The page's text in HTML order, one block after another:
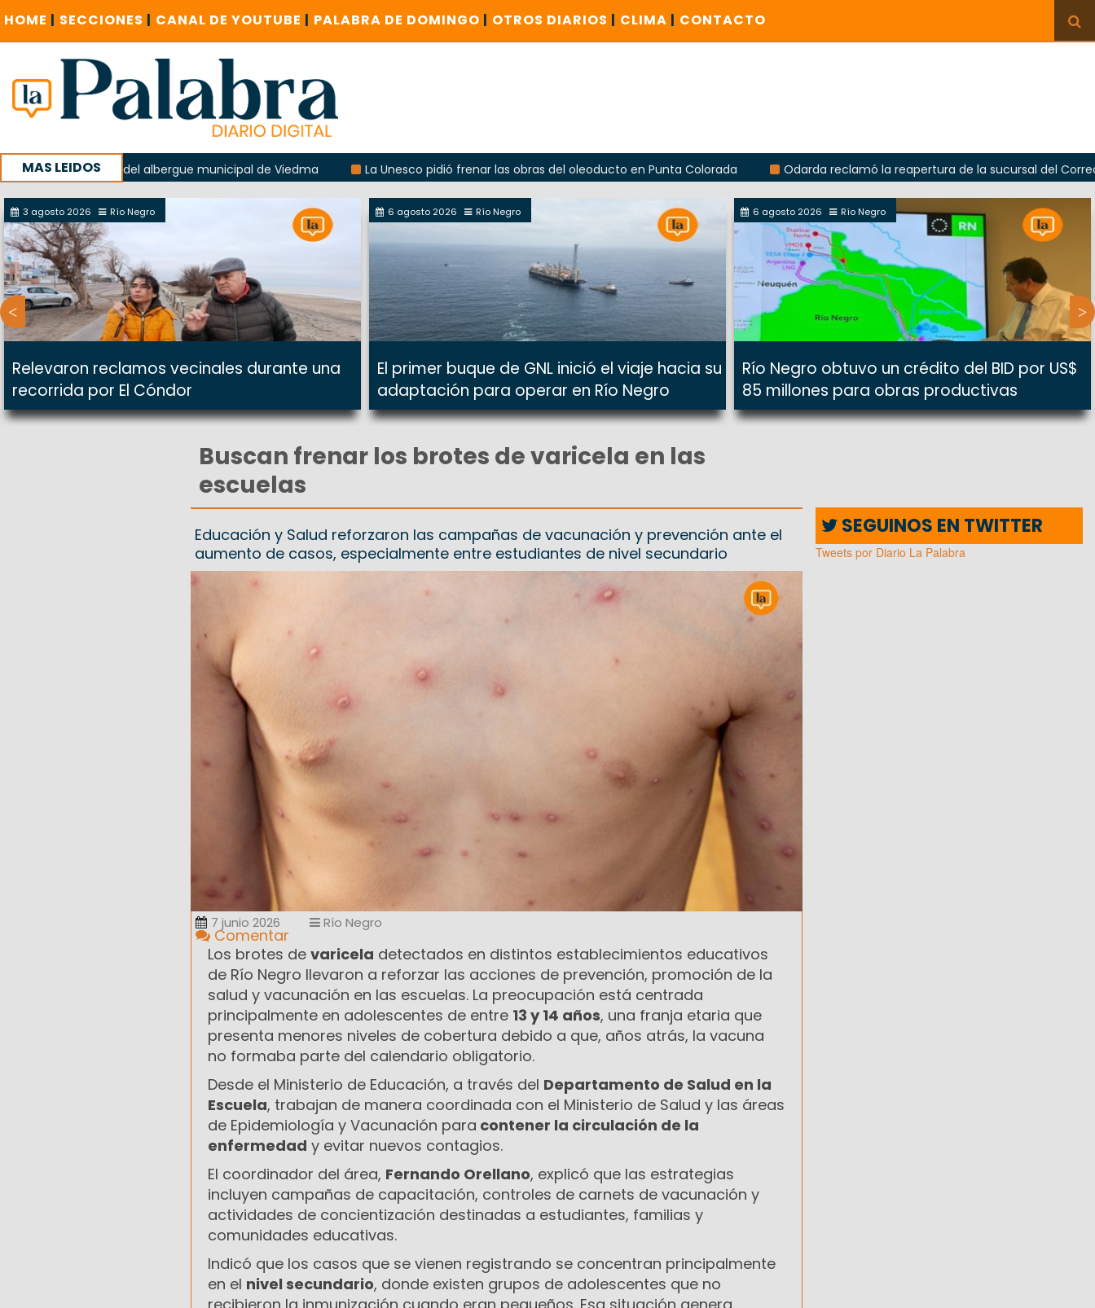
HOME | SECCIONES | CANAL DE YOUTUBE | PALABRA DE DOMINGO | OTROS DIARIOS | CLIMA | CONTACTO
MAS LEIDOS
del albergue municipal de Viedma La Unesco pidió frenar las obras del oleoducto en Punta Colorada
Odarda reclamó la reapertura de la sucursal del Correo Argentino
con un encuentro provincial en Roca
3 agosto 2026 Río Negro
Relevaron reclamos vecinales durante una
recorrida por El Cóndor
6 agosto 2026 Río Negro
El primer buque de GNL inició el viaje hacia su
adaptación para operar en Río Negro
6 agosto 2026 Río Negro
Río Negro obtuvo un crédito del BID por US$
85 millones para obras productivas
Buscan frenar los brotes de varicela en las
escuelas
Educación y Salud reforzaron las campañas de vacunación y prevención ante el
aumento de casos, especialmente entre estudiantes de nivel secundario
7 junio 2026 Río Negro
Comentar
Los brotes de varicela detectados en distintos establecimientos educativos
de Río Negro llevaron a reforzar las acciones de prevención, promoción de la
salud y vacunación en las escuelas. La preocupación está centrada
principalmente en adolescentes de entre 13 y 14 años, una franja etaria que
presenta menores niveles de cobertura debido a que, años atrás, la vacuna
no formaba parte del calendario obligatorio.
Desde el Ministerio de Educación, a través del Departamento de Salud en la
Escuela, trabajan de manera coordinada con el Ministerio de Salud y las áreas
de Epidemiología y Vacunación para contener la circulación de la
enfermedad y evitar nuevos contagios.
El coordinador del área, Fernando Orellano, explicó que las estrategias
incluyen campañas de capacitación, controles de carnets de vacunación y
actividades de concientización destinadas a estudiantes, familias y
comunidades educativas.
Indicó que los casos que se vienen registrando se concentran principalmente
en el nivel secundario, donde existen grupos de adolescentes que no
SEGUINOS EN TWITTER
Tweets por Diario La Palabra